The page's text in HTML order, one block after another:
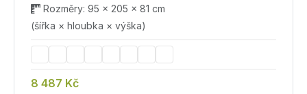
Rozměry: 95 × 205 × 81 cm
(šířka × hloubka × výška)
8 487 Kč